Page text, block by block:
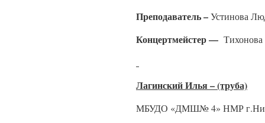
Преподаватель –Устинова
Концертмейстер — Тихонова
Лагинский Илья – (труба)
МБУДО «ДМШ№ 4» НМР